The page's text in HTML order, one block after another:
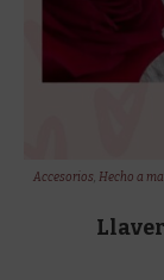
Accesorios,Hecho a